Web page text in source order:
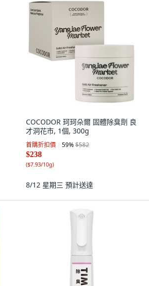
COCODOR 珂珂朵爾 固體除臭劑 良
才洞花市, 1個, 300g
首購折扣價 59%$582
$238
($7.93/10g)
8/12 星期三 預計送達